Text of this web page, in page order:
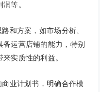
等。
和方案，如市场分析、
运营店铺的能力，特别
实质性的利益。
业计划书，明确合作模